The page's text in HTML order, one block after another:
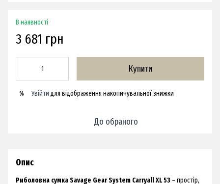
В наявності
3 681 грн
Купити
% Увійти для відображення накопичувальної знижки
До обраного
Опис
Риболовна сумка Savage Gear System Carryall XL 53 – простір,